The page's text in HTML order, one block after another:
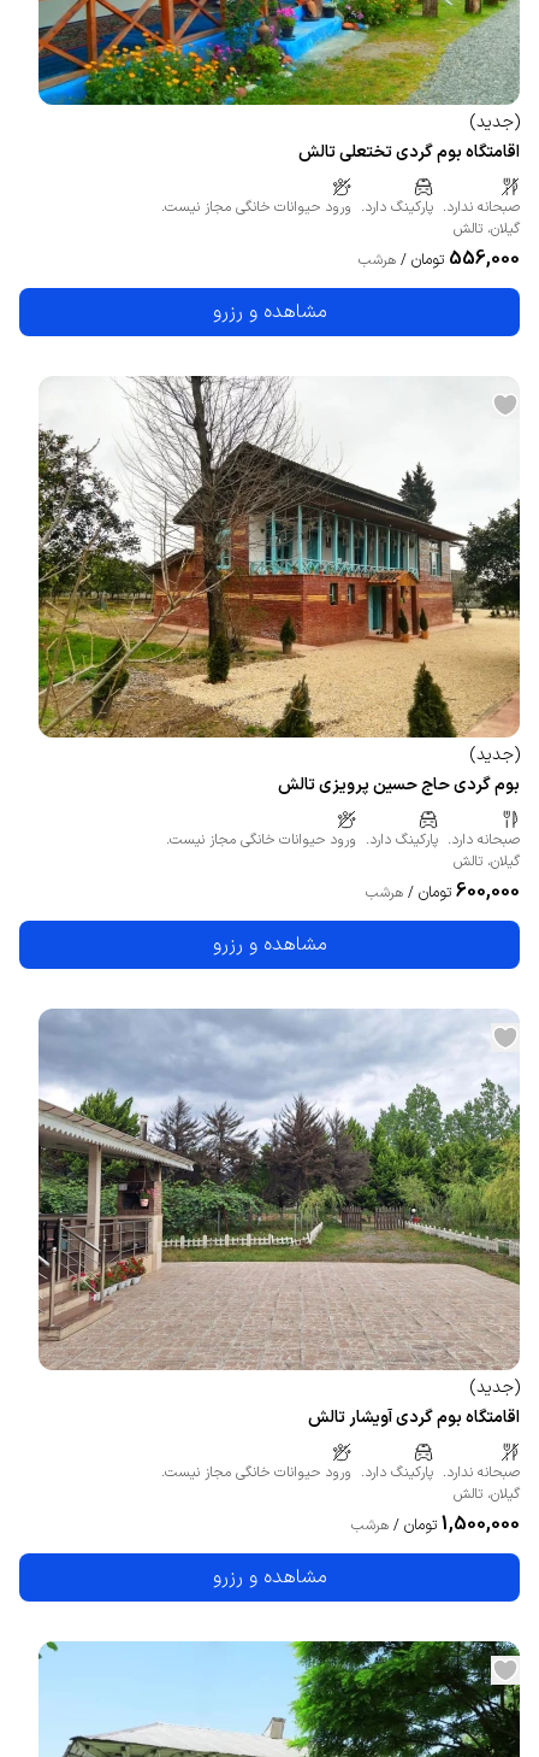
(جدید)
اقامتگاه بوم گردی تختعلی تالش
صبحانه ندارد. پارکینگ دارد. ورود حیوانات خانگی مجاز نیست.
گیلان، تالش
556,000 تومان / هرشب
مشاهده و رزرو
(جدید)
بوم گردی حاج حسین پرویزی تالش
صبحانه دارد. پارکینگ دارد. ورود حیوانات خانگی مجاز نیست.
گیلان، تالش
600,000 تومان / هرشب
مشاهده و رزرو
(جدید)
اقامتگاه بوم گردی آویشار تالش
صبحانه ندارد. پارکینگ دارد. ورود حیوانات خانگی مجاز نیست.
گیلان، تالش
1,500,000 تومان / هرشب
مشاهده و رزرو